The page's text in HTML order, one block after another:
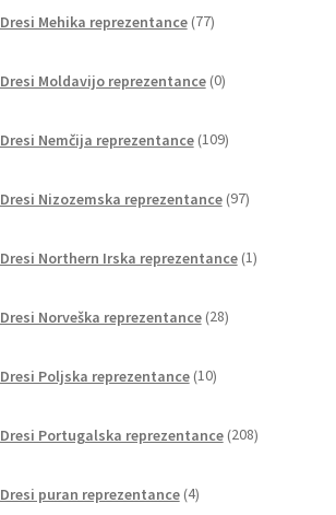
Dresi Mehika reprezentance 77izdelkov
Dresi Moldavijo reprezentance 0izdelkov
Dresi Nemčija reprezentance 109izdelkov
Dresi Nizozemska reprezentance 97izdelkov
Dresi Northern Irska reprezentance 1izdelek
Dresi Norveška reprezentance 28izdelkov
Dresi Poljska reprezentance 10izdelkov
Dresi Portugalska reprezentance 208izdelkov
Dresi puran reprezentance 4izdelki